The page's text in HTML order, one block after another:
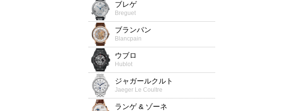
ブレゲ
Breguet
ブランパン
Blancpain
ウブロ
Hublot
ジャガールクルト
Jaeger Le Coultre
ランゲ & ゾーネ